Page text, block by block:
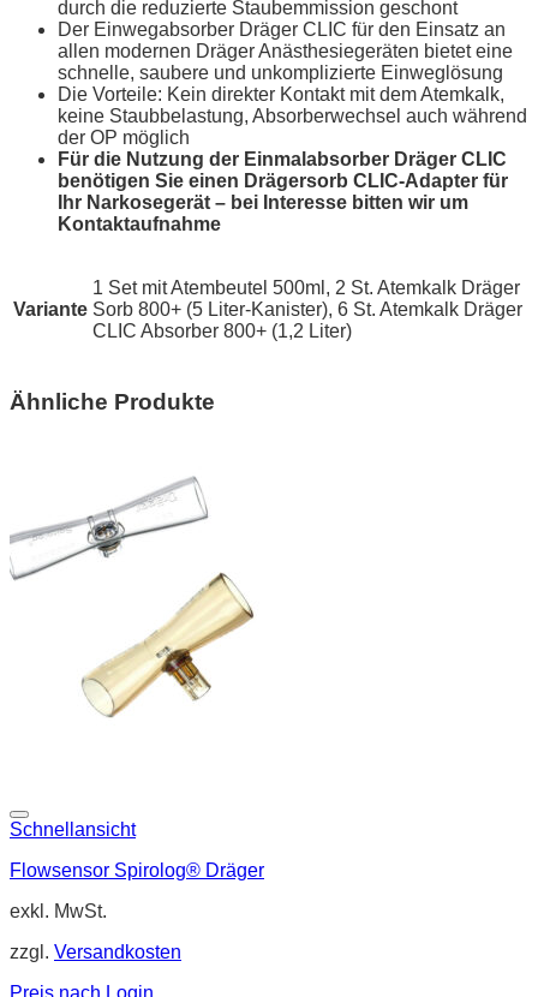
durch die reduzierte Staubemmission geschont
Der Einwegabsorber Dräger CLIC für den Einsatz an
allen modernen Dräger Anästhesiegeräten bietet eine
schnelle, saubere und unkomplizierte Einweglösung
Die Vorteile: Kein direkter Kontakt mit dem Atemkalk,
keine Staubbelastung, Absorberwechsel auch während
der OP möglich
Für die Nutzung der Einmalabsorber Dräger CLIC
benötigen Sie einen Drägersorb CLIC-Adapter für
Ihr Narkosegerät – bei Interesse bitten wir um
Kontaktaufnahme
Variante
1 Set mit Atembeutel 500ml, 2 St. Atemkalk Dräger
Sorb 800+ (5 Liter-Kanister), 6 St. Atemkalk Dräger
CLIC Absorber 800+ (1,2 Liter)
Ähnliche Produkte
Schnellansicht
Flowsensor Spirolog® Dräger
exkl. MwSt.
zzgl. Versandkosten